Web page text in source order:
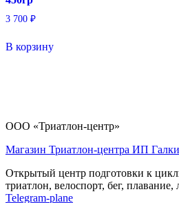
3 700 ₽
В корзину
ООО «Триатлон-центр»
Магазин Триатлон-центра ИП
Открытый центр подготовки к
триатлон, велоспорт, бег,
Telegram-plane